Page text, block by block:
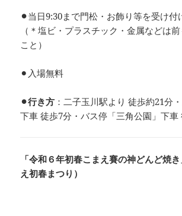
⚫︎当日9:30まで門松・お飾り等を受け付
（＊塩ビ・プラスチック・金属などは
こと）
⚫︎入場無料
⚫︎行き方 ：二子玉川駅より 徒歩約21分
下車 徒歩7分・バス停「三角公園」下車
「令和６年初春こまえ賽の神どんど焼
え初春まつり）